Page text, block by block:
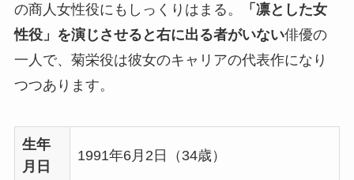
の商人女性役にもしっくりはまる。
「凛とした女
性役」を演じさせると右に出る者がいない俳優の
一人で、菊栄役は彼女のキャリアの代表作になり
つつあります。
生年
月日
1991年6月2日（34歳）